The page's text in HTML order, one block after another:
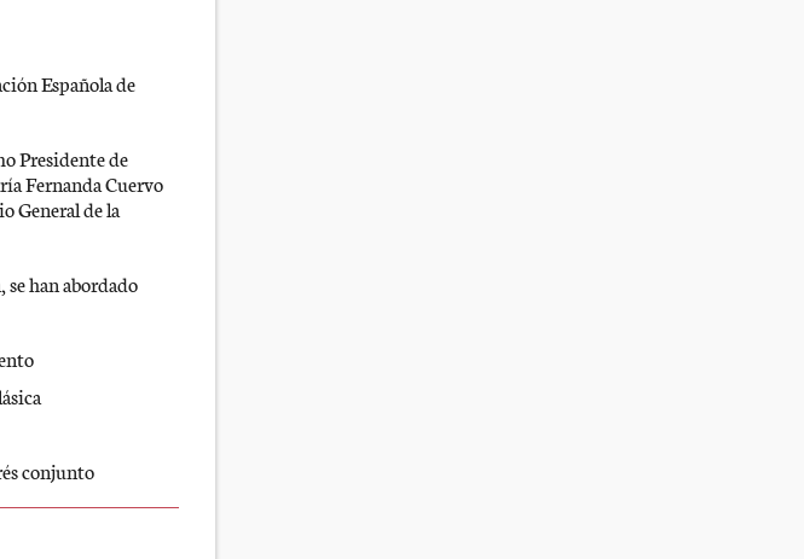
Española de
Presidente de
Fernanda Cuervo
General de la
han abordado
conjunto